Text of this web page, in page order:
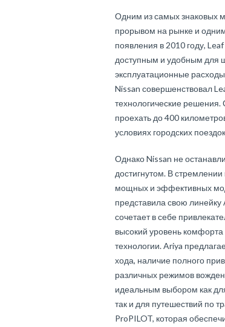
Одним из самых знаковых
прорывом на рынке и
появления в 2010 году,
доступным и удобным для
эксплуатационные
Nissan совершенствовал
технологические
проехать до 400
условиях городских
Однако Nissan не
достигнутом. В
мощных и эффективных
представила свою линейку
сочетает в себе
высокий уровень
технологии. Ariya
хода, наличие полного
различных режимов
идеальным выбором как
так и для путешествий по
ProPILOT, которая